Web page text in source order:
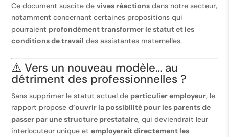
Ce document suscite devives réactions dans notre secteur,
notamment concernant certaines propositions qui
pourraient profondément transformer le statut et les
conditions de travail des assistantes maternelles.
⚠️ Vers un nouveau modèle… au
détriment des professionnelles ?
Sans supprimer le statut actuel de particulier employeur, le
rapport proposed’ouvrir la possibilité pour les parents de
passer par une structure prestataire, qui deviendrait leur
interlocuteur unique etemployerait directement les